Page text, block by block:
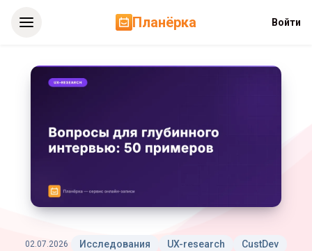
Планёрка Войти
Вопросы
интервью:
категориям
02.07.2026 Исследования UX-research CustDev